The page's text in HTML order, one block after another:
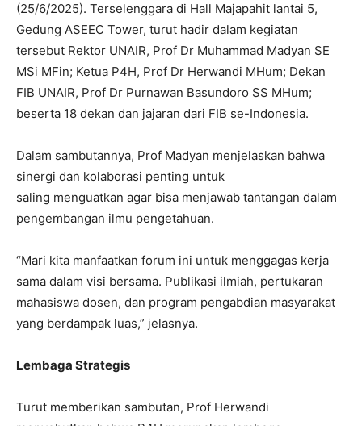
(25/6/2025). Terselenggara di Hall Majapahit lantai 5,
Gedung ASEEC Tower, turut hadir dalam kegiatan
tersebut Rektor UNAIR, Prof Dr Muhammad Madyan SE
MSi MFin; Ketua P4H, Prof Dr Herwandi MHum; Dekan
FIB UNAIR, Prof Dr Purnawan Basundoro SS MHum;
beserta 18 dekan dan jajaran dari FIB se-Indonesia.
Dalam sambutannya, Prof Madyan menjelaskan bahwa
sinergi dan kolaborasi penting untuk
saling menguatkan agar bisa menjawab tantangan dalam
pengembangan ilmu pengetahuan.
“Mari kita manfaatkan forum ini untuk menggagas kerja
sama dalam visi bersama. Publikasi ilmiah, pertukaran
mahasiswa dosen, dan program pengabdian masyarakat
yang berdampak luas,” jelasnya.
Lembaga Strategis
Turut memberikan sambutan, Prof Herwandi